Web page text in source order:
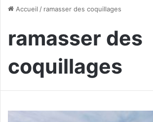
Accueil / ramasser des coquillages
ramasser des
coquillages